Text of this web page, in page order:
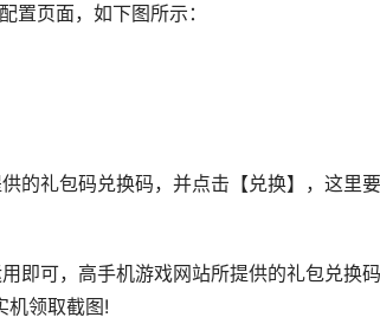
页面，如下图所示：
礼包码兑换码，并点击【兑换】，这里
可，高手机游戏网站所提供的礼包兑换
机领取截图!